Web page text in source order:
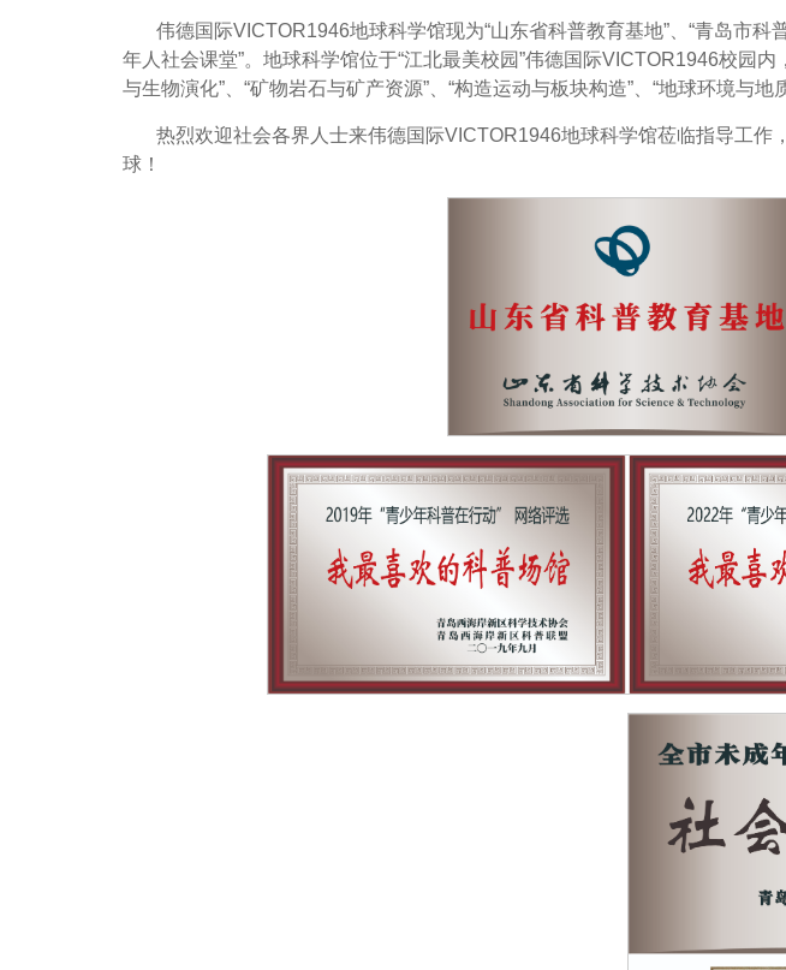
伟德国际VICTOR1946地球科学馆现为“山东省科普教育基地”、“青岛市科
年人社会课堂”。地球科学馆位于“江北最美校园”伟德国际VICTOR1946校园
与生物演化”、“矿物岩石与矿产资源”、“构造运动与板块构造”、“地球环境与
热烈欢迎社会各界人士来伟德国际VICTOR1946地球科学馆莅临指导工
球！